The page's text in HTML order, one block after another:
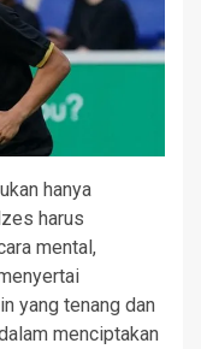
hanya
harus
mental,
yang tenang dan
menciptakan